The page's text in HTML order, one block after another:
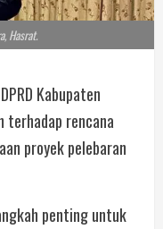
Hasrat.
Kabupaten
terhadap rencana
proyek pelebaran
penting untuk